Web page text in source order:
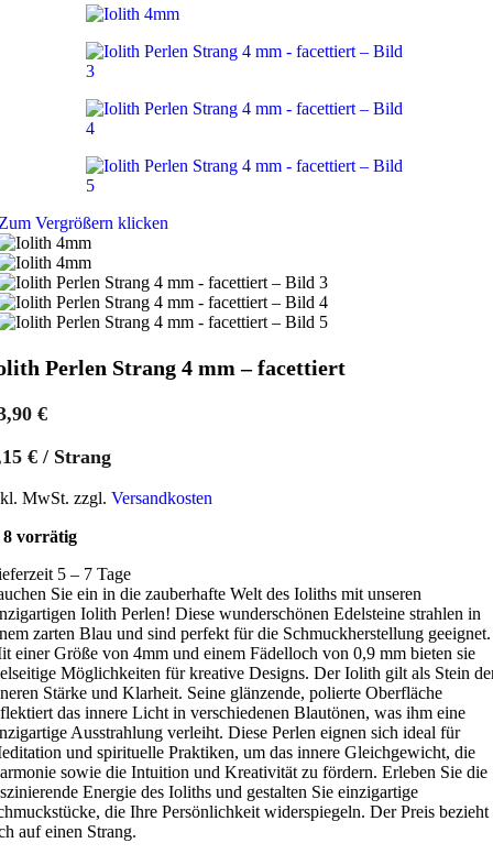
Vergrößern klicken
Perlen Strang 4 mm – facettiert
€
€ / Strang
MwSt. zzgl. Versandkosten
8 vorrätig
5 – 7 Tage
Sie ein in die zauberhafte Welt des Ioliths mit unseren
Iolith Perlen! Diese wunderschönen Edelsteine strahlen in
zarten Blau und sind perfekt für die Schmuckherstellung geeignet.
einer Größe von 4mm und einem Fädelloch von 0,9 mm bieten sie
Möglichkeiten für kreative Designs. Der Iolith gilt als Stein
Stärke und Klarheit. Seine glänzende, polierte Oberfläche
das innere Licht in verschiedenen Blautönen, was ihm eine
Ausstrahlung verleiht. Diese Perlen eignen sich ideal für
und spirituelle Praktiken, um das innere Gleichgewicht, die
sowie die Intuition und Kreativität zu fördern. Erleben Sie die
Energie des Ioliths und gestalten Sie einzigartige
die Ihre Persönlichkeit widerspiegeln. Der Preis bezieht
auf einen Strang.